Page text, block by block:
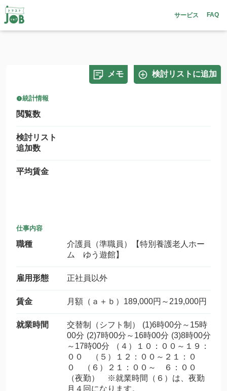
サービス FAQ
メモ 検討リストに追加
統計情報
閲覧数
検討リスト
追加数
平均賃金
仕事内容
職種
介護員（準職員）【特別養護老人ホー
ム ゆう遊館】
雇用形態 正社員以外
賃金 月額（ａ＋ｂ）189,000円～219,000円
就業時間
交替制（シフト制） (1)6時00分～15時
00分 (2)7時00分～16時00分 (3)8時00分
～17時00分 （４）１０：００～１９：
００ （５）１２：００～２１：０
０ （６）２１：００～ ６：００
（夜勤） ※就業時間（６）は、夜勤
月４回になります。